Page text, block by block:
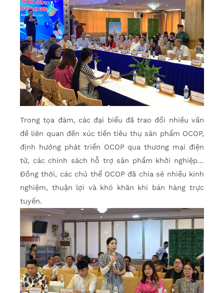
Trong tọa đàm, các đại biểu đã trao đổi nhiều vấn
đề liên quan đến xúc tiến tiêu thụ sản phẩm OCOP,
định hướng phát triển OCOP qua thương mại điện
tử, các chính sách hỗ trợ sản phẩm khởi nghiệp…
Đồng thời, các chủ thể OCOP đã chia sẻ nhiều kinh
nghiệm, thuận lợi và khó khăn khi bán hàng trực
tuyến.